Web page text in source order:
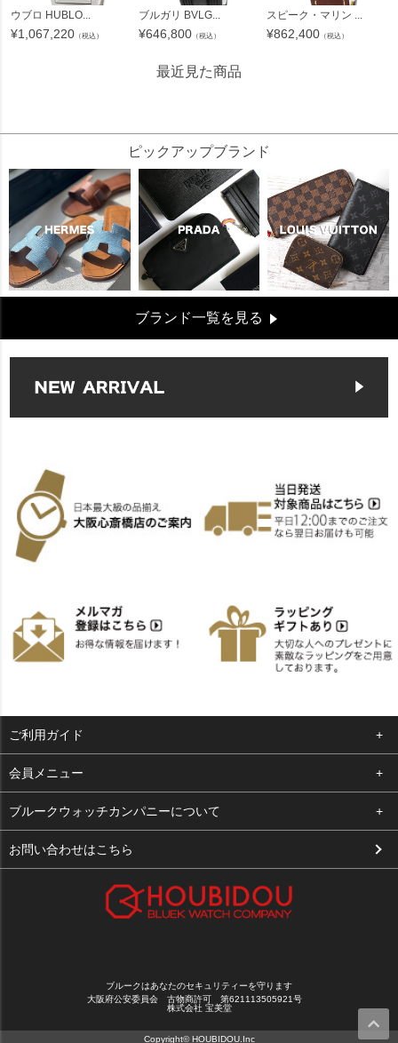
ウブロ HUBLO...
¥1,067,220 （税込）
ブルガリ BVLG...
¥646,800 （税込）
スピーク・マリン ...
¥862,400 （税込）
最近見た商品
ピックアップブランド
ブランド一覧を見る
ご利用ガイド
よくある質問
支払い・送料
お客様の声
会員メニュー
ログイン
お気に入り
ブルークウォッチカンパニーについて
会社概要
お問い合わせはこちら
ブルークはあなたのセキュリティーを守ります
大阪府公安委員会 古物商許可 第621113505921号
株式会社 宝美堂
Copyright© HOUBIDOU.Inc